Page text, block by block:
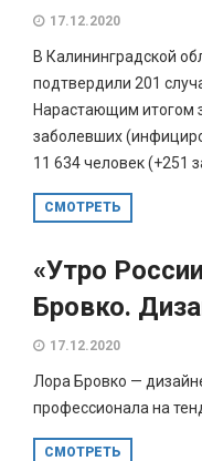
17.12.2020
В Калининградской
подтвердили 201
Нарастающим итогом
заболевших
11 634 человек (+251
СМОТРЕТЬ
«Утро
Бровко.
17.12.2020
Лора Бровко —
профессионала на
СМОТРЕТЬ